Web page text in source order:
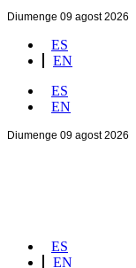
Diumenge 09 agost 2026
ES
EN
ES
EN
Diumenge 09 agost 2026
ES
EN